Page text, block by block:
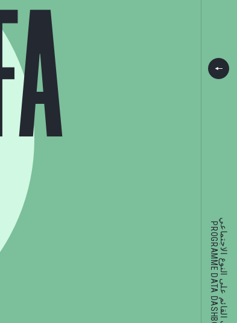
العنف القائم على النوع الاجتماعيPROGRAMME DATA DASHBOARD
A